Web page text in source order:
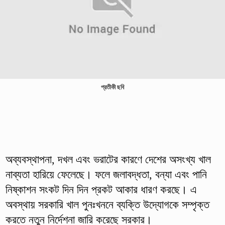
প্রতীকী ছবি
অব্যবস্থাপনা, দখল এবং ভরাটের কারণে দেশের অসংখ্য খাল
নাব্যতা হারিয়ে ফেলেছে। ফলে জলাবদ্ধতা, বন্যা এবং পানি
নিষ্কাশন সংকট দিন দিন প্রকট আকার ধারণ করছে। এ
অবস্থায় সরকারি খাল পুনঃখননে ব্যক্তি উদ্যোগকে সম্পৃক্ত
করতে নতুন নির্দেশনা জারি করেছে সরকার।